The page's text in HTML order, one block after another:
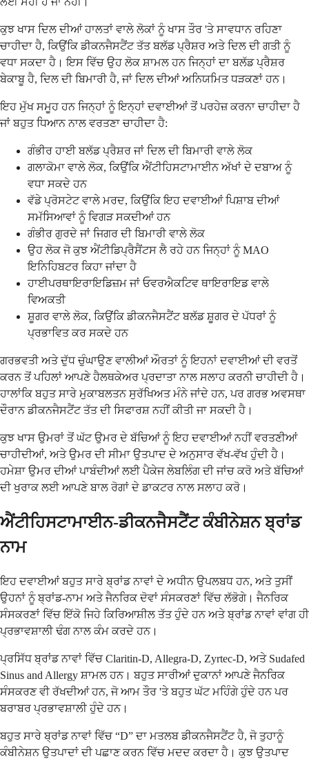
ਕੁਝ ਖਾਸ ਦਿਲ ਦੀਆਂ ਹਾਲਤਾਂ ਵਾਲੇ ਲੋਕਾਂ ਨੂੰ ਖਾਸ ਤੌਰ 'ਤੇ ਸਾਵਧਾਨ ਰਹਿਣਾ
ਚਾਹੀਦਾ ਹੈ, ਕਿਉਂਕਿ ਡੀਕਨਜੈਸਟੈਂਟ ਤੱਤ ਬਲੱਡ ਪ੍ਰੈਸ਼ਰ ਅਤੇ ਦਿਲ ਦੀ ਗਤੀ ਨੂੰ
ਵਧਾ ਸਕਦਾ ਹੈ। ਇਸ ਵਿੱਚ ਉਹ ਲੋਕ ਸ਼ਾਮਲ ਹਨ ਜਿਨ੍ਹਾਂ ਦਾ ਬਲੱਡ ਪ੍ਰੈਸ਼ਰ
ਬੇਕਾਬੂ ਹੈ, ਦਿਲ ਦੀ ਬਿਮਾਰੀ ਹੈ, ਜਾਂ ਦਿਲ ਦੀਆਂ ਅਨਿਯਮਿਤ ਧੜਕਣਾਂ ਹਨ।
ਇਹ ਮੁੱਖ ਸਮੂਹ ਹਨ ਜਿਨ੍ਹਾਂ ਨੂੰ ਇਨ੍ਹਾਂ ਦਵਾਈਆਂ ਤੋਂ ਪਰਹੇਜ਼ ਕਰਨਾ ਚਾਹੀਦਾ ਹੈ
ਜਾਂ ਬਹੁਤ ਧਿਆਨ ਨਾਲ ਵਰਤਣਾ ਚਾਹੀਦਾ ਹੈ:
ਗੰਭੀਰ ਹਾਈ ਬਲੱਡ ਪ੍ਰੈਸ਼ਰ ਜਾਂ ਦਿਲ ਦੀ ਬਿਮਾਰੀ ਵਾਲੇ ਲੋਕ
ਗਲਾਕੋਮਾ ਵਾਲੇ ਲੋਕ, ਕਿਉਂਕਿ ਐਂਟੀਹਿਸਟਾਮਾਈਨ ਅੱਖਾਂ ਦੇ ਦਬਾਅ ਨੂੰ
ਵਧਾ ਸਕਦੇ ਹਨ
ਵੱਡੇ ਪ੍ਰੋਸਟੇਟ ਵਾਲੇ ਮਰਦ, ਕਿਉਂਕਿ ਇਹ ਦਵਾਈਆਂ ਪਿਸ਼ਾਬ ਦੀਆਂ
ਸਮੱਸਿਆਵਾਂ ਨੂੰ ਵਿਗੜ ਸਕਦੀਆਂ ਹਨ
ਗੰਭੀਰ ਗੁਰਦੇ ਜਾਂ ਜਿਗਰ ਦੀ ਬਿਮਾਰੀ ਵਾਲੇ ਲੋਕ
ਉਹ ਲੋਕ ਜੋ ਕੁਝ ਐਂਟੀਡਿਪ੍ਰੈਸੈਂਟਸ ਲੈ ਰਹੇ ਹਨ ਜਿਨ੍ਹਾਂ ਨੂੰ MAO
ਇਨਿਹਿਬਟਰ ਕਿਹਾ ਜਾਂਦਾ ਹੈ
ਹਾਈਪਰਥਾਇਰਾਇਡਿਜ਼ਮ ਜਾਂ ਓਵਰਐਕਟਿਵ ਥਾਇਰਾਇਡ ਵਾਲੇ
ਵਿਅਕਤੀ
ਸ਼ੂਗਰ ਵਾਲੇ ਲੋਕ, ਕਿਉਂਕਿ ਡੀਕਨਜੈਸਟੈਂਟ ਬਲੱਡ ਸ਼ੂਗਰ ਦੇ ਪੱਧਰਾਂ ਨੂੰ
ਪ੍ਰਭਾਵਿਤ ਕਰ ਸਕਦੇ ਹਨ
ਗਰਭਵਤੀ ਅਤੇ ਦੁੱਧ ਚੁੰਘਾਉਣ ਵਾਲੀਆਂ ਔਰਤਾਂ ਨੂੰ ਇਹਨਾਂ ਦਵਾਈਆਂ ਦੀ ਵਰਤੋਂ
ਕਰਨ ਤੋਂ ਪਹਿਲਾਂ ਆਪਣੇ ਹੈਲਥਕੇਅਰ ਪ੍ਰਦਾਤਾ ਨਾਲ ਸਲਾਹ ਕਰਨੀ ਚਾਹੀਦੀ ਹੈ।
ਹਾਲਾਂਕਿ ਬਹੁਤ ਸਾਰੇ ਮੁਕਾਬਲਤਨ ਸੁਰੱਖਿਅਤ ਮੰਨੇ ਜਾਂਦੇ ਹਨ, ਪਰ ਗਰਭ ਅਵਸਥਾ
ਦੌਰਾਨ ਡੀਕਨਜੈਸਟੈਂਟ ਤੱਤ ਦੀ ਸਿਫਾਰਸ਼ ਨਹੀਂ ਕੀਤੀ ਜਾ ਸਕਦੀ ਹੈ।
ਕੁਝ ਖਾਸ ਉਮਰਾਂ ਤੋਂ ਘੱਟ ਉਮਰ ਦੇ ਬੱਚਿਆਂ ਨੂੰ ਇਹ ਦਵਾਈਆਂ ਨਹੀਂ ਵਰਤਣੀਆਂ
ਚਾਹੀਦੀਆਂ, ਅਤੇ ਉਮਰ ਦੀ ਸੀਮਾ ਉਤਪਾਦ ਦੇ ਅਨੁਸਾਰ ਵੱਖ-ਵੱਖ ਹੁੰਦੀ ਹੈ।
ਹਮੇਸ਼ਾ ਉਮਰ ਦੀਆਂ ਪਾਬੰਦੀਆਂ ਲਈ ਪੈਕੇਜ ਲੇਬਲਿੰਗ ਦੀ ਜਾਂਚ ਕਰੋ ਅਤੇ ਬੱਚਿਆਂ
ਦੀ ਖੁਰਾਕ ਲਈ ਆਪਣੇ ਬਾਲ ਰੋਗਾਂ ਦੇ ਡਾਕਟਰ ਨਾਲ ਸਲਾਹ ਕਰੋ।
ਐਂਟੀਹਿਸਟਾਮਾਈਨ-ਡੀਕਨਜੈਸਟੈਂਟ ਕੰਬੀਨੇਸ਼ਨ ਬ੍ਰਾਂਡ
ਨਾਮ
ਇਹ ਦਵਾਈਆਂ ਬਹੁਤ ਸਾਰੇ ਬ੍ਰਾਂਡ ਨਾਵਾਂ ਦੇ ਅਧੀਨ ਉਪਲਬਧ ਹਨ, ਅਤੇ ਤੁਸੀਂ
ਉਹਨਾਂ ਨੂੰ ਬ੍ਰਾਂਡ-ਨਾਮ ਅਤੇ ਜੈਨਰਿਕ ਦੋਵਾਂ ਸੰਸਕਰਣਾਂ ਵਿੱਚ ਲੱਭੋਗੇ। ਜੈਨਰਿਕ
ਸੰਸਕਰਣਾਂ ਵਿੱਚ ਇੱਕੋ ਜਿਹੇ ਕਿਰਿਆਸ਼ੀਲ ਤੱਤ ਹੁੰਦੇ ਹਨ ਅਤੇ ਬ੍ਰਾਂਡ ਨਾਵਾਂ ਵਾਂਗ ਹੀ
ਪ੍ਰਭਾਵਸ਼ਾਲੀ ਢੰਗ ਨਾਲ ਕੰਮ ਕਰਦੇ ਹਨ।
ਪ੍ਰਸਿੱਧ ਬ੍ਰਾਂਡ ਨਾਵਾਂ ਵਿੱਚ Claritin-D, Allegra-D, Zyrtec-D, ਅਤੇ Sudafed
Sinus and Allergy ਸ਼ਾਮਲ ਹਨ। ਬਹੁਤ ਸਾਰੀਆਂ ਦੁਕਾਨਾਂ ਆਪਣੇ ਜੈਨਰਿਕ
ਸੰਸਕਰਣ ਵੀ ਰੱਖਦੀਆਂ ਹਨ, ਜੋ ਆਮ ਤੌਰ 'ਤੇ ਬਹੁਤ ਘੱਟ ਮਹਿੰਗੇ ਹੁੰਦੇ ਹਨ ਪਰ
ਬਰਾਬਰ ਪ੍ਰਭਾਵਸ਼ਾਲੀ ਹੁੰਦੇ ਹਨ।
ਬਹੁਤ ਸਾਰੇ ਬ੍ਰਾਂਡ ਨਾਵਾਂ ਵਿੱਚ “D” ਦਾ ਮਤਲਬ ਡੀਕਨਜੈਸਟੈਂਟ ਹੈ, ਜੋ ਤੁਹਾਨੂੰ
ਕੰਬੀਨੇਸ਼ਨ ਉਤਪਾਦਾਂ ਦੀ ਪਛਾਣ ਕਰਨ ਵਿੱਚ ਮਦਦ ਕਰਦਾ ਹੈ। ਕੁਝ ਉਤਪਾਦ